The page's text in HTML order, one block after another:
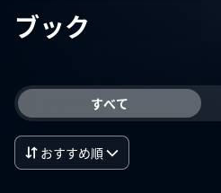
ブック
すべて
おすすめ順